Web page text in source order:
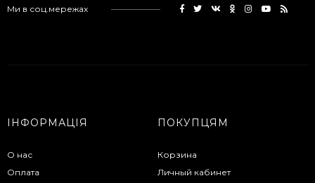
Ми в соц.мережах
ІНФОРМАЦІЯ
О нас
Оплата
ПОКУПЦЯМ
Корзина
Личный кабинет